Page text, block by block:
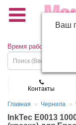
Время работы: Пн -
Контакты
Главная Чернила
InkTec E0013
Ваш